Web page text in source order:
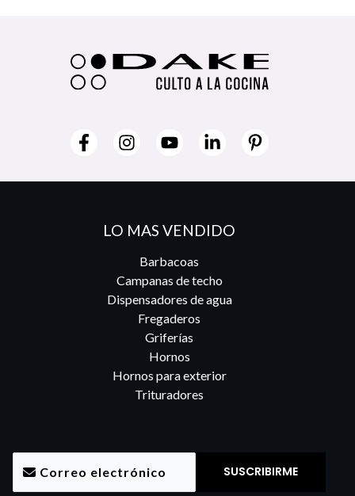
LO MAS VENDIDO
Barbacoas
Campanas de techo
Dispensadores de agua
Fregaderos
Griferías
Hornos
Hornos para exterior
Trituradores